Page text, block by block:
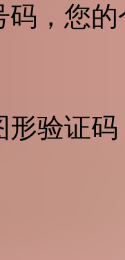
码，您
形验证码